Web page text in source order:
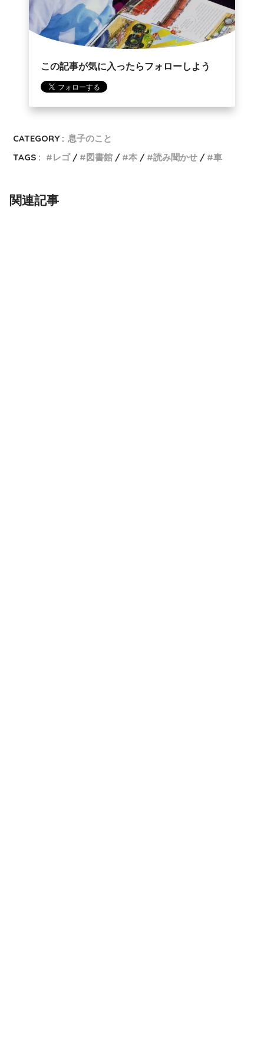
この記事が気に入ったらフォローしよう
CATEGORY : 息子のこと
TAGS :
レゴ 図書館 本 読み聞かせ 車
関連記事